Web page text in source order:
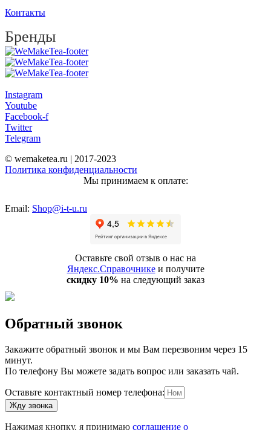
Контакты
Бренды
Instagram
Youtube
Facebook-f
Twitter
Telegram
© wemaketea.ru | 2017-2023
Политика конфиденциальности
Мы принимаем к оплате:
Email: Shop@i-t-u.ru
Оставьте свой отзыв о нас на
Яндекс.Справочникеи получите
скидку 10% на следующий заказ
Обратный звонок
Закажите обратный звонок и мы Вам перезвоним через 15
минут.
По телефону Вы можете задать вопрос или заказать чай.
Оставьте контактный номер телефона:
Жду звонка
Нажимая кнопку, я принимаю соглашение о